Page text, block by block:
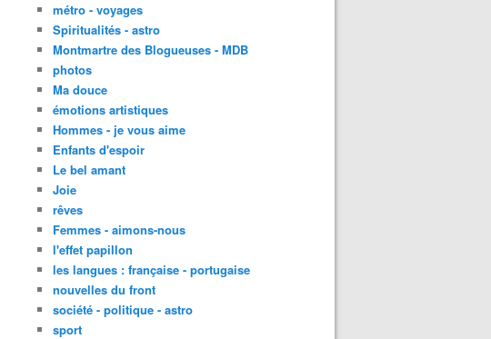
métro - voyages
Spiritualités - astro
Montmartre des Blogueuses - MDB
photos
Ma douce
émotions artistiques
Hommes - je vous aime
Enfants d'espoir
Le bel amant
Joie
rêves
Femmes - aimons-nous
l'effet papillon
les langues : française - portugaise
nouvelles du front
société - politique - astro
sport